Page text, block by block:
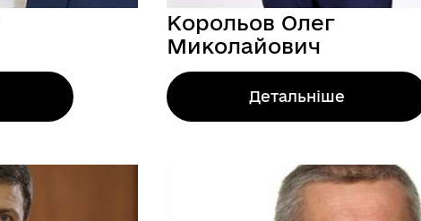
Корольов Олег
Миколайович
Детальніше